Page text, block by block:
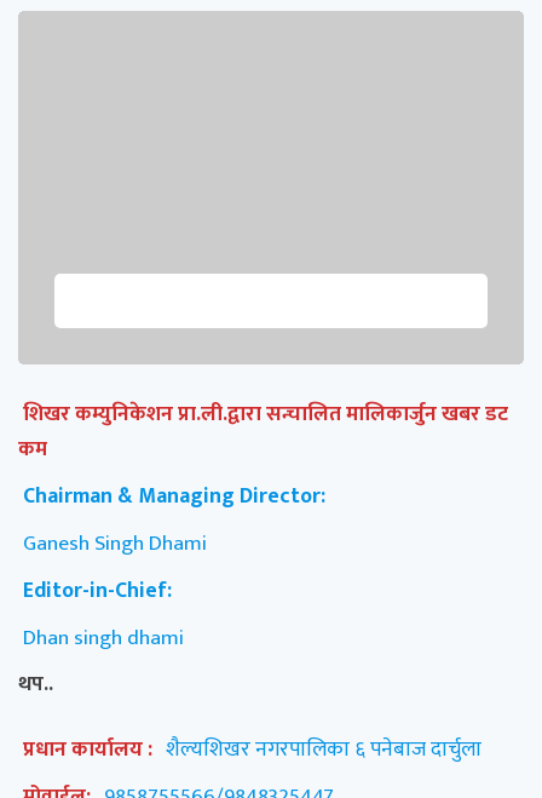
शिखर कम्युनिकेशन प्रा.ली.द्वारा सन्चालित मालिकार्जुन खबर डट
कम
Chairman & Managing Director:
Ganesh Singh Dhami
Editor-in-Chief:
Dhan singh dhami
थप..
प्रधान कार्यालय : शैल्यशिखर नगरपालिका ६ पनेबाज दार्चुला